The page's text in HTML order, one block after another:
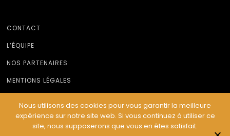
CONTACT
L’ÉQUIPE
NOS PARTENAIRES
MENTIONS LÉGALES
© Le Musicodrome 2022 - Webdesign :Cereal Concept
Nous utilisons des cookies pour vous garantir la meilleure
expérience sur notre site web. Si vous continuez à utiliser ce
site, nous supposerons que vous en êtes satisfait.